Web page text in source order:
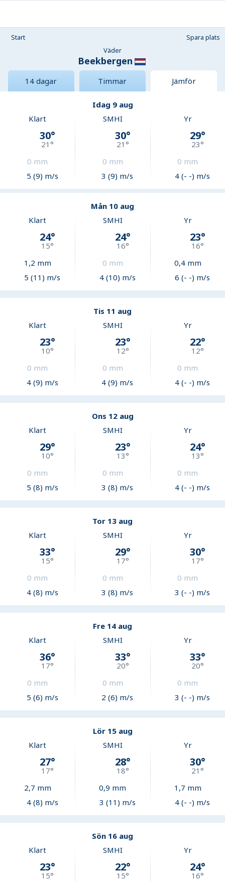
Start
Spara plats
Väder
Beekbergen
14 dagar Timmar Jämför
Idag 9 aug
Klart
30°
21°
0 mm
5 (9) m/s
SMHI
30°
21 °
0 mm
3 (9) m/s
Yr
29°
23°
0 mm
4 (- -) m/s
Mån 10 aug
Klart
24°
15°
1,2 mm
5 (11) m/s
SMHI
24°
16°
0 mm
4 (10) m/s
Yr
23°
16°
0,4mm
6 (- -) m/s
Tis 11 aug
Klart
23°
10°
0 mm
4 (9) m/s
SMHI
23°
12°
0 mm
4 (9) m/s
Yr
22°
12°
0 mm
4 (- -) m/s
Ons 12 aug
Klart
29°
10°
0 mm
5 (8) m/s
SMHI
23°
13°
0 mm
3 (8) m/s
Yr
24°
13°
0 mm
4 (- -) m/s
Tor 13 aug
Klart
33°
15°
0 mm
4 (8) m/s
SMHI
29°
17°
0 mm
3 (8) m/s
Yr
30°
17°
0 mm
3 (- -) m/s
Fre 14 aug
Klart
36°
17°
0 mm
5 (6) m/s
SMHI
33°
20°
0 mm
2 (6) m/s
Yr
33°
20°
0 mm
3 (- -) m/s
Lör 15 aug
Klart
27°
17°
2,7 mm
4 (8) m/s
SMHI
28°
18°
0,9 mm
3 (11) m/s
Yr
30°
21°
1,7 mm
4 (- -) m/s
Sön 16 aug
Klart
23°
15°
SMHI
22°
15°
Yr
24°
16°